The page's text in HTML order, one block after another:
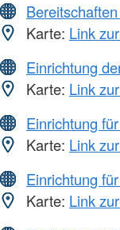
Karte: Link
Einrichtung
Karte: Link
Einrichtung
Karte: Link
Einrichtung
Karte: Link